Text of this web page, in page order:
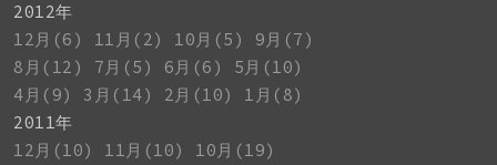
2012年
12月(6)
11月(2) 10月(5)
9月(7)
8月(12)
7月(5) 6月(6)
5月(10)
4月(9)
3月(14) 2月(10)
1月(8)
2011年
12月(10)
11月(10)
10月(19)